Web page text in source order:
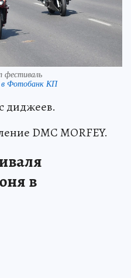
Фотобанк КП
диджеев.
DMC MORFEY.
в